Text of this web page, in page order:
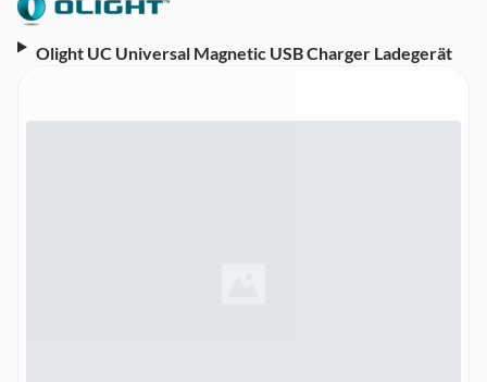
Olight UC Universal Magnetic USB Charger Ladegerät